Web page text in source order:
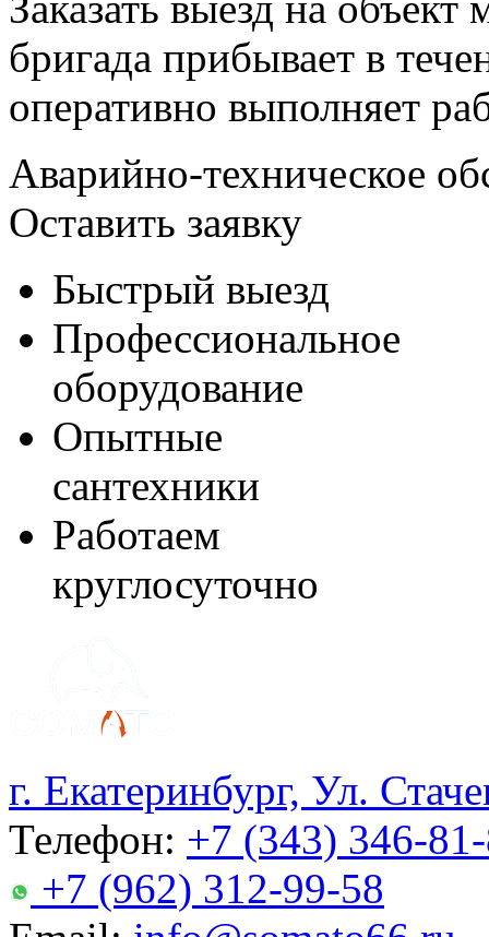
бригада прибывает в
оперативно выполняет
Аварийно-техническое
Оставить заявку
Быстрый выезд
Профессиональное
оборудование
Опытные
сантехники
Работаем
круглосуточно
г. Екатеринбург, Ул.
Телефон: +7 (343) 346-
+7 (962) 312-99-58